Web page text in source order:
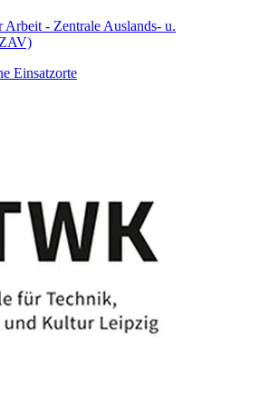
Arbeit - Zentrale Auslands- u.
Einsatzorte